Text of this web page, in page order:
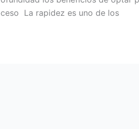
La rapidez es uno de los